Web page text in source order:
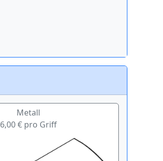
Metall
6,00 € pro Griff